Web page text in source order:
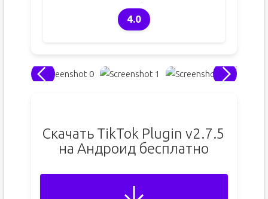
4.0
Скачать TikTok Plugin v2.7.5
на Андроид бесплатно